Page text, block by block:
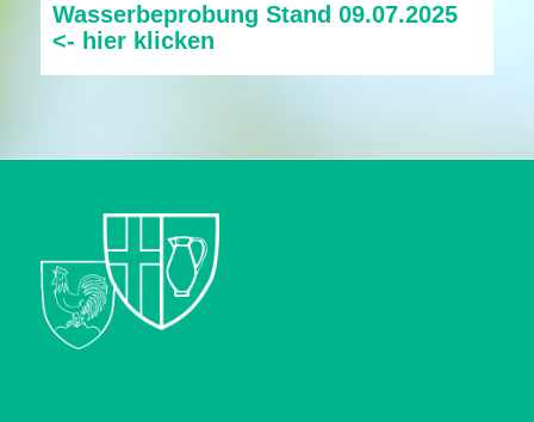
Wasserbeprobung Stand 09.07.2025
<- hier klicken